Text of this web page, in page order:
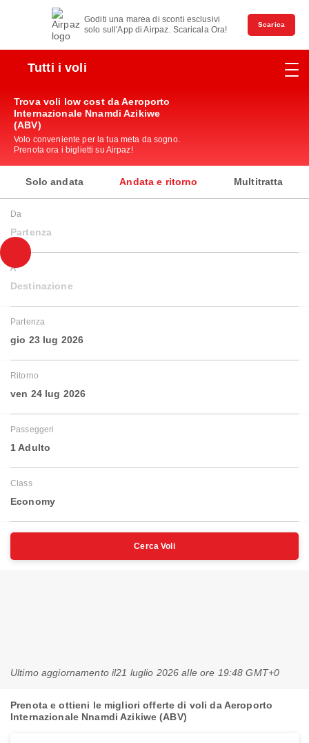
Goditi una marea di sconti esclusivi
solo sull'App di Airpaz. Scaricala Ora!
Scarica
Tutti i voli
Trova voli low cost da Aeroporto
Internazionale Nnamdi Azikiwe
(ABV)
Volo conveniente per la tua meta da sogno.
Prenota ora i biglietti su Airpaz!
Solo andata Andata e ritorno Multitratta
Da
Partenza
A
Destinazione
Partenza
gio 23 lug 2026
Ritorno
ven 24 lug 2026
Passeggeri
1 Adulto
Class
Economy
Cerca Voli
Ultimo aggiornamento il21 luglio 2026 alle ore 19:48 GMT+0
Prenota e ottieni le migliori offerte di voli da Aeroporto
Internazionale Nnamdi Azikiwe (ABV)